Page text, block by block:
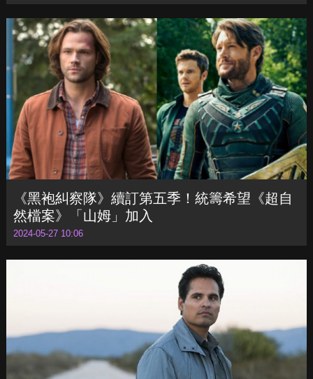
《黑袍糾察隊》續訂第五季！統籌希望《超自
然檔案》「山姆」加入
2024-05-27 10:06